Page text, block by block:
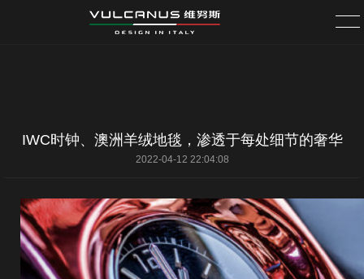
星幻
更多车型
IWC时钟、澳洲羊绒地毯，渗透于每处细节的奢华
2022-04-12 22:04:08